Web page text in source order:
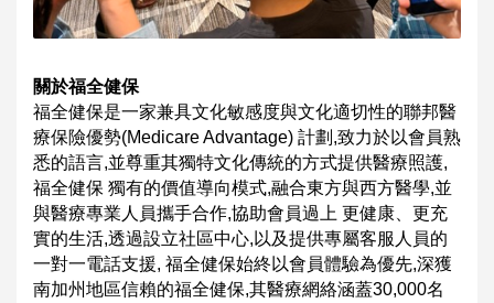
關於福全健保
福全健保是一家兼具文化敏感度與文化適切性的聯邦醫
療保險優勢(Medicare Advantage) 計劃,致力於以會員熟
悉的語言,並尊重其獨特文化傳統的方式提供醫療照護,
福全健保 獨有的價值導向模式,融合東方與西方醫學,並
與醫療專業人員攜手合作,協助會員過上 更健康、更充
實的生活,透過設立社區中心,以及提供專屬客服人員的
一對一電話支援, 福全健保始終以會員體驗為優先,深獲
南加州地區信賴的福全健保,其醫療網絡涵蓋30,000名